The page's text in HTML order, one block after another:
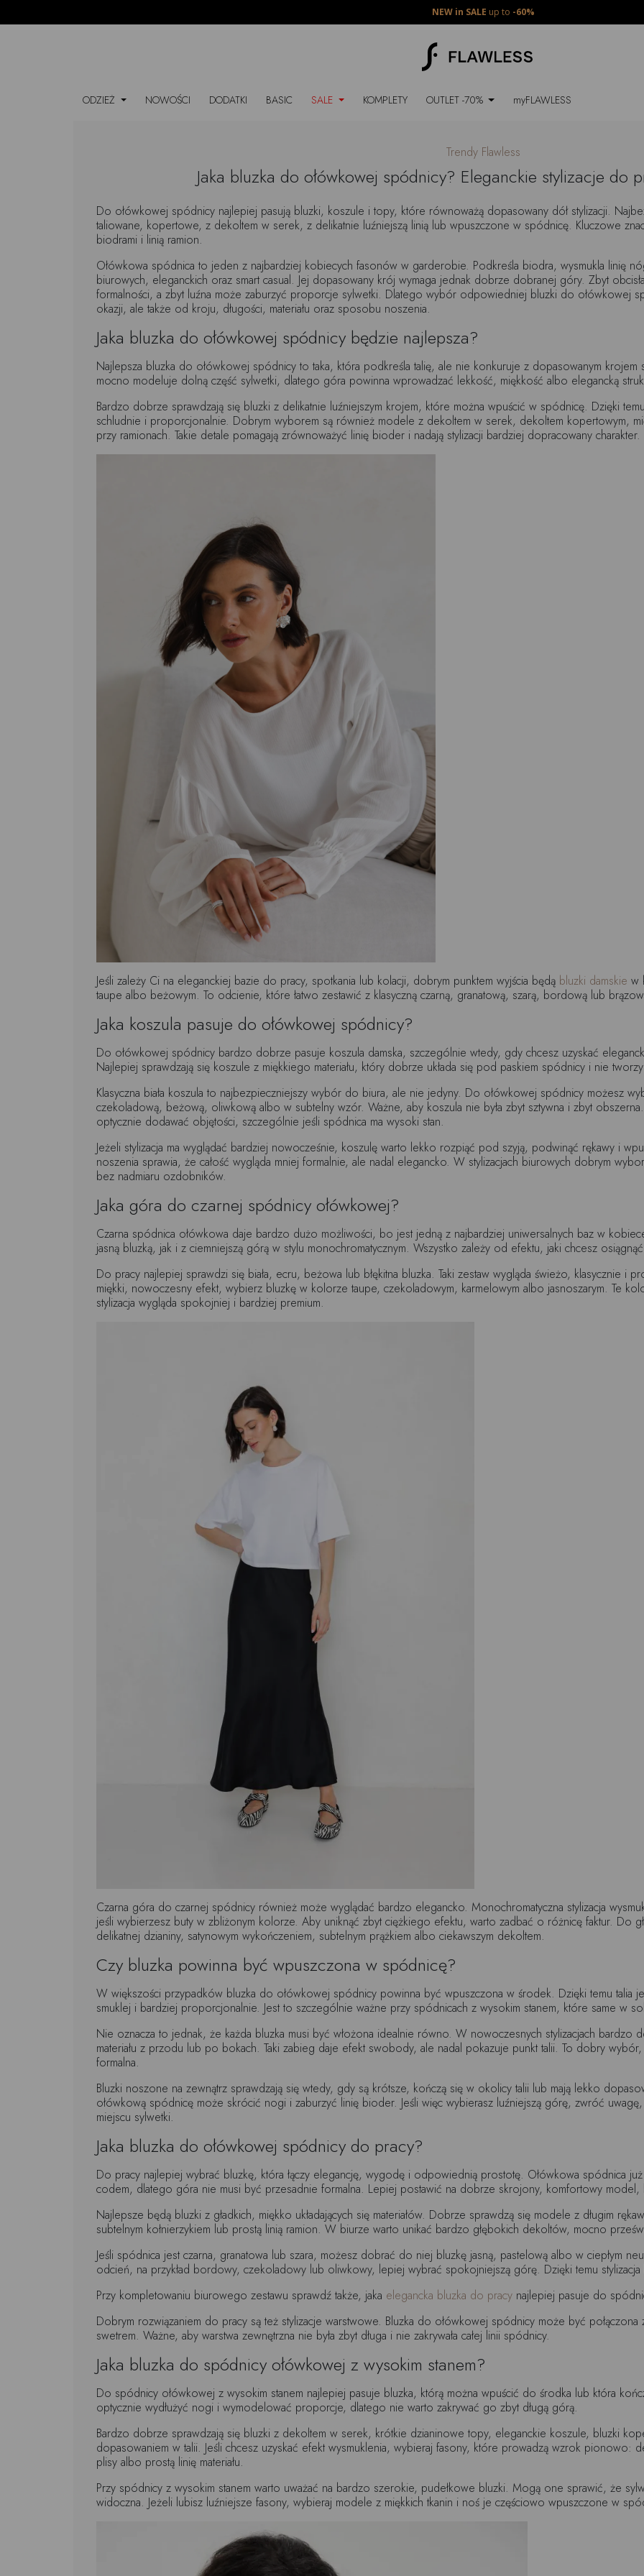
NEW in SALE up to -60%
ODZIEŻ NOWOŚCI DODATKI BASIC SALE KOMPLETY OUTLET -70% myFLAWLESS
Trendy Flawless
Jaka bluzka do ołówkowej spódnicy? Eleganckie stylizacje do
Do ołówkowej spódnicy najlepiej pasują bluzki, koszule i topy, które równoważą dopasowany dół stylizacji.
taliowane, kopertowe, z dekoltem w serek, z delikatnie luźniejszą linią lub wpuszczone w spódnicę. Kluczowe
biodrami i linią ramion.
Ołówkowa spódnica to jeden z najbardziej kobiecych fasonów w garderobie. Podkreśla biodra, wysmukla linię
biurowych, eleganckich oraz smart casual. Jej dopasowany krój wymaga jednak dobrze dobranej góry. Zbyt
formalności, a zbyt luźna może zaburzyć proporcje sylwetki. Dlatego wybór odpowiedniej bluzki do ołówkowej
okazji, ale także od kroju, długości, materiału oraz sposobu noszenia.
Jaka bluzka do ołówkowej spódnicy będzie najlepsza?
Najlepsza bluzka do ołówkowej spódnicy to taka, która podkreśla talię, ale nie konkuruje z dopasowanym
mocno modeluje dolną część sylwetki, dlatego góra powinna wprowadzać lekkość, miękkość albo elegancką
Bardzo dobrze sprawdzają się bluzki z delikatnie luźniejszym krojem, które można wpuścić w spódnicę. Dzięki
schludnie i proporcjonalnie. Dobrym wyborem są również modele z dekoltem w serek, dekoltem kopertowym,
przy ramionach. Takie detale pomagają zrównoważyć linię bioder i nadają stylizacji bardziej dopracowany charakter.
Jeśli zależy Ci na eleganckiej bazie do pracy, spotkania lub kolacji, dobrym punktem wyjścia będą bluzki damskie w
taupe albo beżowym. To odcienie, które łatwo zestawić z klasyczną czarną, granatową, szarą, bordową lub
Jaka koszula pasuje do ołówkowej spódnicy?
Do ołówkowej spódnicy bardzo dobrze pasuje koszula damska, szczególnie wtedy, gdy chcesz uzyskać
Najlepiej sprawdzają się koszule z miękkiego materiału, który dobrze układa się pod paskiem spódnicy i nie
Klasyczna biała koszula to najbezpieczniejszy wybór do biura, ale nie jedyny. Do ołówkowej spódnicy możesz
czekoladową, beżową, oliwkową albo w subtelny wzór. Ważne, aby koszula nie była zbyt sztywna i zbyt
optycznie dodawać objętości, szczególnie jeśli spódnica ma wysoki stan.
Jeżeli stylizacja ma wyglądać bardziej nowocześnie, koszulę warto lekko rozpiąć pod szyją, podwinąć rękawy i
noszenia sprawia, że całość wygląda mniej formalnie, ale nadal elegancko. W stylizacjach biurowych dobrym
bez nadmiaru ozdobników.
Jaka góra do czarnej spódnicy ołówkowej?
Czarna spódnica ołówkowa daje bardzo dużo możliwości, bo jest jedną z najbardziej uniwersalnych baz w
jasną bluzką, jak i z ciemniejszą górą w stylu monochromatycznym. Wszystko zależy od efektu, jaki chcesz
Do pracy najlepiej sprawdzi się biała, ecru, beżowa lub błękitna bluzka. Taki zestaw wygląda świeżo, klasycznie i
miękki, nowoczesny efekt, wybierz bluzkę w kolorze taupe, czekoladowym, karmelowym albo jasnoszarym. Te
stylizacja wygląda spokojniej i bardziej premium.
Czarna góra do czarnej spódnicy również może wyglądać bardzo elegancko. Monochromatyczna stylizacja
jeśli wybierzesz buty w zbliżonym kolorze. Aby uniknąć zbyt ciężkiego efektu, warto zadbać o różnicę faktur. Do
delikatnej dzianiny, satynowym wykończeniem, subtelnym prążkiem albo ciekawszym dekoltem.
Czy bluzka powinna być wpuszczona w spódnicę?
W większości przypadków bluzka do ołówkowej spódnicy powinna być wpuszczona w środek. Dzięki temu talia
smuklej i bardziej proporcjonalnie. Jest to szczególnie ważne przy spódnicach z wysokim stanem, które same w
Nie oznacza to jednak, że każda bluzka musi być włożona idealnie równo. W nowoczesnych stylizacjach bardzo
materiału z przodu lub po bokach. Taki zabieg daje efekt swobody, ale nadal pokazuje punkt talii. To dobry
formalna.
Bluzki noszone na zewnątrz sprawdzają się wtedy, gdy są krótsze, kończą się w okolicy talii lub mają lekko
ołówkową spódnicę może skrócić nogi i zaburzyć linię bioder. Jeśli więc wybierasz luźniejszą górę, zwróć uwagę,
miejscu sylwetki.
Jaka bluzka do ołówkowej spódnicy do pracy?
Do pracy najlepiej wybrać bluzkę, która łączy elegancję, wygodę i odpowiednią prostotę. Ołówkowa spódnica
codem, dlatego góra nie musi być przesadnie formalna. Lepiej postawić na dobrze skrojony, komfortowy model,
Najlepsze będą bluzki z gładkich, miękko układających się materiałów. Dobrze sprawdzą się modele z długim
subtelnym kołnierzykiem lub prostą linią ramion. W biurze warto unikać bardzo głębokich dekoltów, mocno
Jeśli spódnica jest czarna, granatowa lub szara, możesz dobrać do niej bluzkę jasną, pastelową albo w ciepłym
odcień, na przykład bordowy, czekoladowy lub oliwkowy, lepiej wybrać spokojniejszą górę. Dzięki temu stylizacja
Przy kompletowaniu biurowego zestawu sprawdź także, jaka elegancka bluzka do pracy najlepiej pasuje do
Dobrym rozwiązaniem do pracy są też stylizacje warstwowe. Bluzka do ołówkowej spódnicy może być połączona
swetrem. Ważne, aby warstwa zewnętrzna nie była zbyt długa i nie zakrywała całej linii spódnicy.
Jaka bluzka do spódnicy ołówkowej z wysokim stanem?
Do spódnicy ołówkowej z wysokim stanem najlepiej pasuje bluzka, którą można wpuścić do środka lub która
optycznie wydłużyć nogi i wymodelować proporcje, dlatego nie warto zakrywać go zbyt długą górą.
Bardzo dobrze sprawdzają się bluzki z dekoltem w serek, krótkie dzianinowe topy, eleganckie koszule, bluzki
dopasowaniem w talii. Jeśli chcesz uzyskać efekt wysmuklenia, wybieraj fasony, które prowadzą wzrok pionowo:
plisy albo prostą linię materiału.
Przy spódnicy z wysokim stanem warto uważać na bardzo szerokie, pudełkowe bluzki. Mogą one sprawić, że
widoczna. Jeżeli lubisz luźniejsze fasony, wybieraj modele z miękkich tkanin i noś je częściowo wpuszczone w